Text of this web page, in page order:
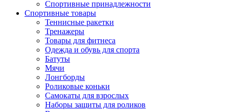
Спортивные принадлежности
Спортивные товары
Теннисные ракетки
Тренажеры
Товары для фитнеса
Одежда и обувь для спорта
Батуты
Мячи
Лонгборды
Роликовые коньки
Самокаты для взрослых
Наборы защиты для роликов